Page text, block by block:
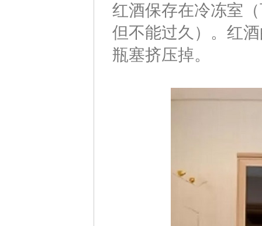
红酒保存在冷冻室
但不能过久）。红
瓶塞挤压掉。